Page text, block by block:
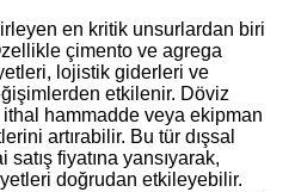
en kritik unsurlardan biri
çimento ve agrega
lojistik giderleri ve
etkilenir. Döviz
hammadde veya ekipman
artırabilir. Bu tür dışsal
fiyatına yansıyarak,
doğrudan etkileyebilir.